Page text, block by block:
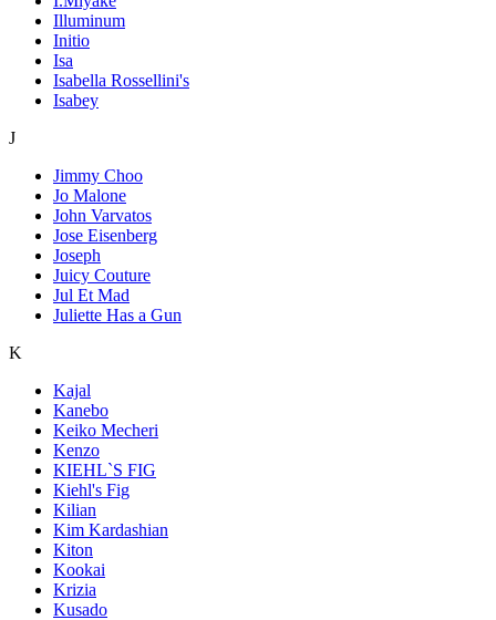
Illuminum
Initio
Isa
Isabella Rossellini's
Isabey
J
Jimmy Choo
Jo Malone
John Varvatos
Jose Eisenberg
Joseph
Juicy Couture
Jul Et Mad
Juliette Has a Gun
K
Kajal
Kanebo
Keiko Mecheri
Kenzo
KIEHL`S FIG
Kiehl's Fig
Kilian
Kim Kardashian
Kiton
Kookai
Krizia
Kusado